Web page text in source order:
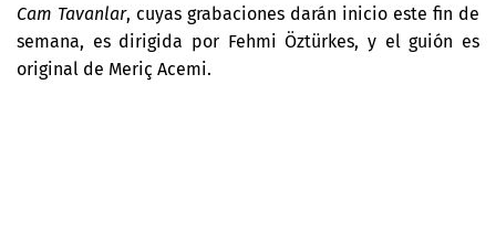
Cam Tavanlar, cuyas grabaciones darán inicio este fin de
semana, es dirigida por Fehmi Öztürkes, y el guión es
original de Meriç Acemi.